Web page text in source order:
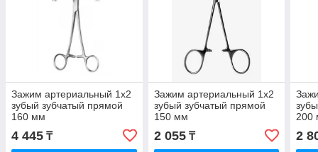
Зажим артериальный 1х2
зубый зубчатый прямой
160 мм
4 445 ₸
Зажим артериальный 1х2
зубый зубчатый прямой
150 мм
2 055₸
200
2